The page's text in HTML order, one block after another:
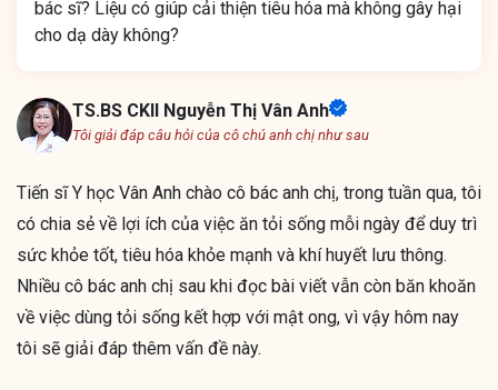
bác sĩ? Liệu có giúp cải thiện tiêu hóa mà không gây hại
cho dạ dày không?
TS.BS CKII Nguyễn Thị Vân Anh
Tôi giải đáp câu hỏi của cô chú anh chị như sau
Tiến sĩ Y học Vân Anh chào cô bác anh chị, trong tuần qua, tôi
có chia sẻ về lợi ích của việc ăn tỏi sống mỗi ngày để duy trì
sức khỏe tốt, tiêu hóa khỏe mạnh và khí huyết lưu thông.
Nhiều cô bác anh chị sau khi đọc bài viết vẫn còn băn khoăn
về việc dùng tỏi sống kết hợp với mật ong, vì vậy hôm nay
tôi sẽ giải đáp thêm vấn đề này.